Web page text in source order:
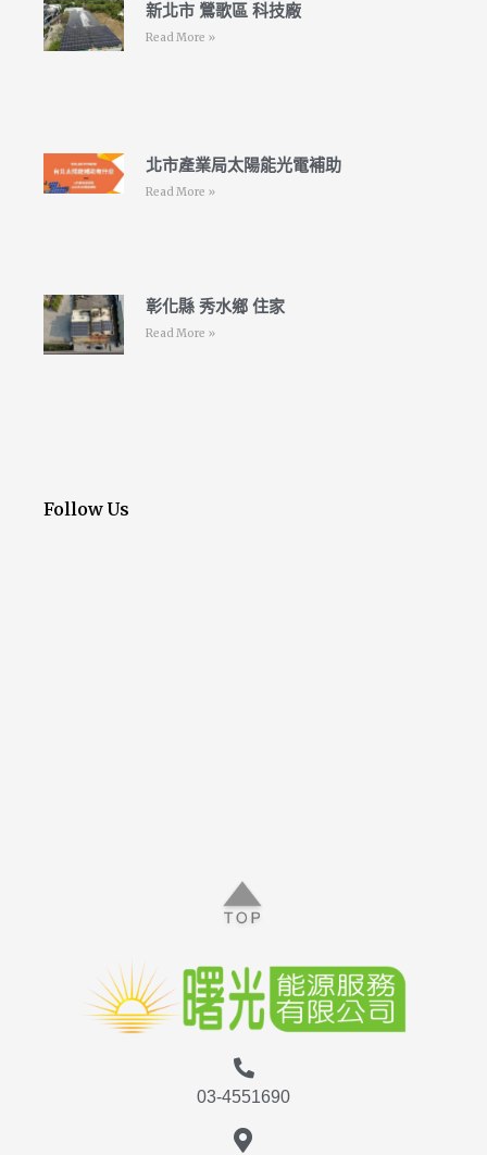
新北市 鶯歌區 科技廠
Read More »
北市產業局太陽能光電補助
Read More »
彰化縣 秀水鄉 住家
Read More »
Follow Us
03-4551690